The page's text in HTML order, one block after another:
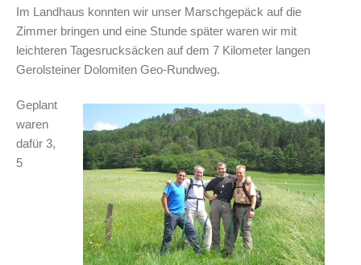
Im Landhaus konnten wir unser Marschgepäck auf die
Zimmer bringen und eine Stunde später waren wir mit
leichteren Tagesrucksäcken auf dem 7 Kilometer langen
Gerolsteiner Dolomiten Geo-Rundweg.
Geplant
waren
dafür 3,
5